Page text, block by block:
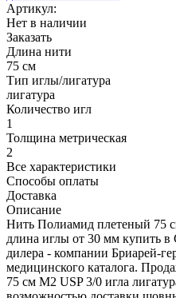
Артикул:
Нет в наличии
Заказать
Длина нити
75 см
Тип иглы/лигатура
лигатура
Количество игл
1
Толщина метрическая
2
Все характеристики
Способы оплаты
Доставка
Описание
Нить Полиамид плетеный 75
длина иглы от 30 мм купить в
дилера - компании Бриарей-
медицинского каталога.
75 см М2 USP 3/0 игла